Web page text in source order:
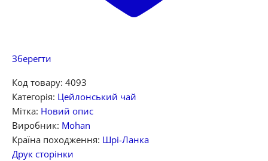
Зберегти
Код товару: 4093
Категорія: Цейлонський чай
Мітка: Новий опис
Виробник: Mohan
Країна походження: Шрі-Ланка
Друк сторінки